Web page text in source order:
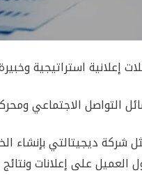
إعلانية استراتيجية
التواصل الاجتماعي
شركة ديجيتالتي بإنشاء
على إعلانات ونتائج